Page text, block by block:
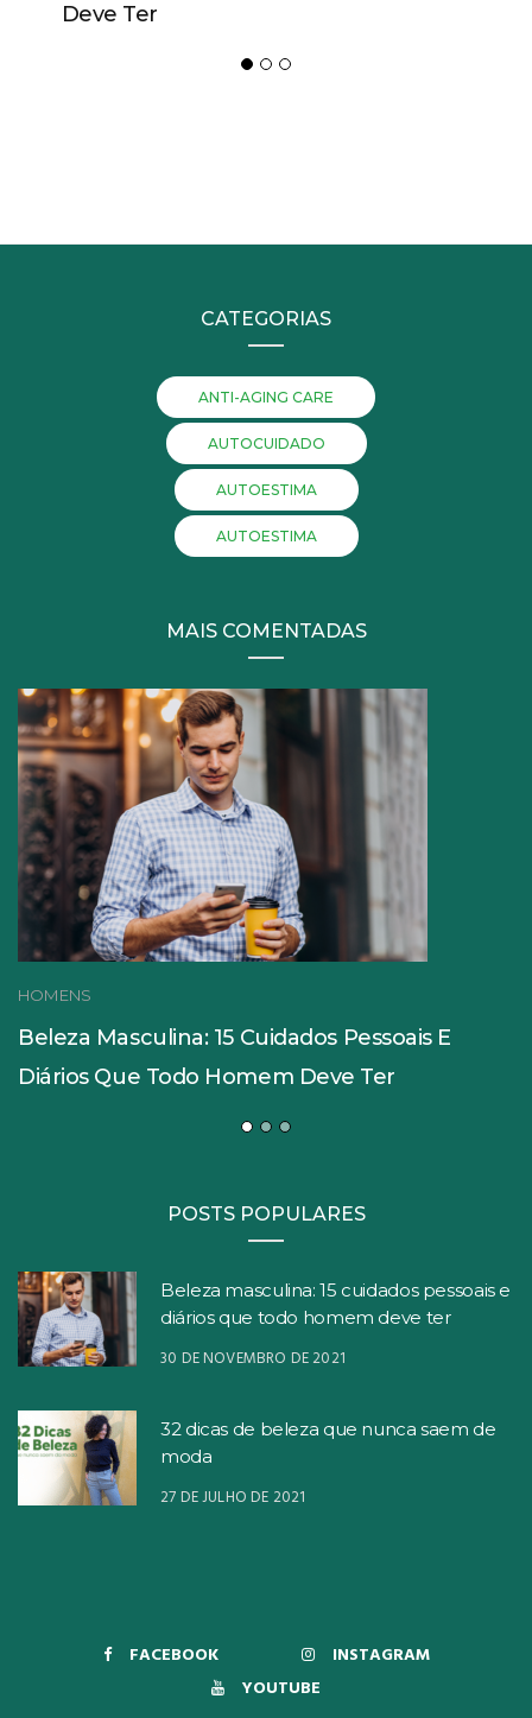
Deve Ter
CATEGORIAS
ANTI-AGING CARE
AUTOCUIDADO
AUTOESTIMA
AUTOESTIMA
MAIS COMENTADAS
HOMENS
Beleza Masculina: 15 Cuidados Pessoais E
Diários Que Todo Homem Deve Ter
POSTS POPULARES
Beleza masculina: 15 cuidados pessoais e
diários que todo homem deve ter
30 DE NOVEMBRO DE 2021
32 dicas de beleza que nunca saem de
moda
27 DE JULHO DE 2021
FACEBOOK
INSTAGRAM
YOUTUBE